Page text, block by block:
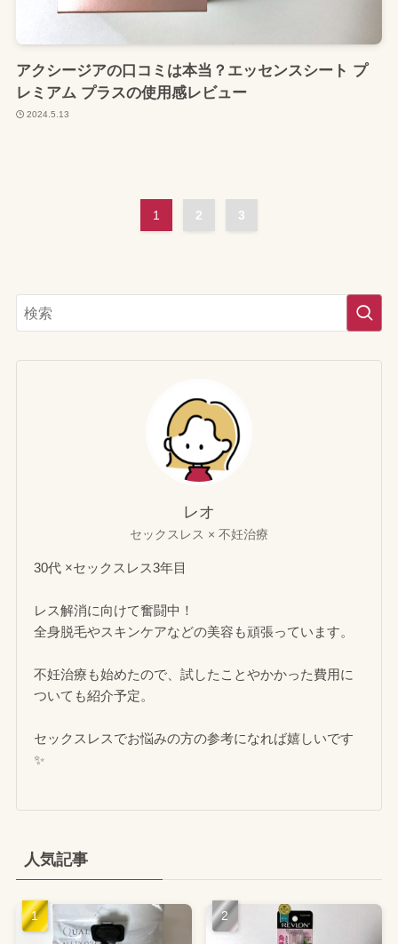
アクシージアの口コミは本当？エッセンスシート プ
レミアム プラスの使用感レビュー
2024.5.13
1 2 3
レオ
セックスレス × 不妊治療
30代 ×セックスレス3年目
レス解消に向けて奮闘中！
全身脱毛やスキンケアなどの美容も頑張っています。
不妊治療も始めたので、試したことやかかった費用に
ついても紹介予定。
セックスレスでお悩みの方の参考になれば嬉しいです
✨
人気記事